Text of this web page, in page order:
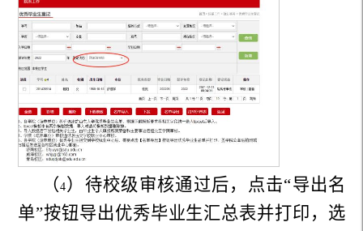
（4 ）待校级审核通过后，点击“导出名
单”按钮导出优秀毕业生汇总表并打印，选